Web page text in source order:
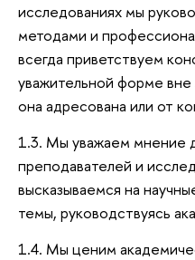
исследованиях мы
методами и
всегда приветствуем
уважительной форме
она адресована или от
1.3. Мы уважаем мнение
преподавателей и
высказываемся на
темы, руководствуясь
1.4. Мы ценим